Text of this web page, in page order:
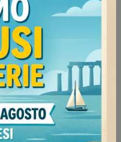
Tortona72
Madie Cantori Milano
Madie Cantori Tortona